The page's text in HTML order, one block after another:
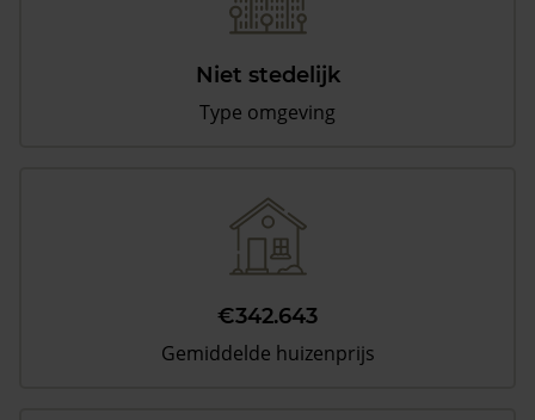
Niet stedelijk
Type omgeving
€342.643
Gemiddelde huizenprijs